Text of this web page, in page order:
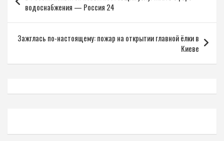
по
записям
водоснабжения — Россия 24
Зажглась по-настоящему: пожар на открытии главной ёлки в
Киеве